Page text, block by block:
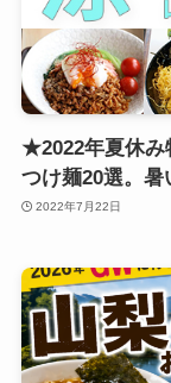
★2022年夏休み
つけ麺20選。暑
2022年7月22日